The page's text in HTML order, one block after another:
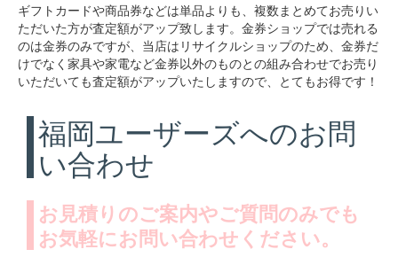
ギフトカードや商品券などは単品よりも、複数まとめてお売りい
ただいた方が査定額がアップ致します。金券ショップでは売れる
のは金券のみですが、当店はリサイクルショップのため、金券だ
けでなく家具や家電など金券以外のものとの組み合わせでお売り
いただいても査定額がアップいたしますので、とてもお得です！
福岡ユーザーズへのお問
い合わせ
お見積りのご案内やご質問のみでも
お気軽にお問い合わせください。